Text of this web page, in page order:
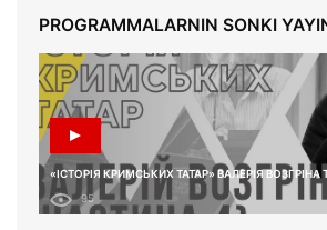
PROGRAMMALARNIN SONKI
«ІСТОРІЯ КРИМСЬКИХ ТАТАР» ВАЛЕРІЯ ВОЗГРІНА
95